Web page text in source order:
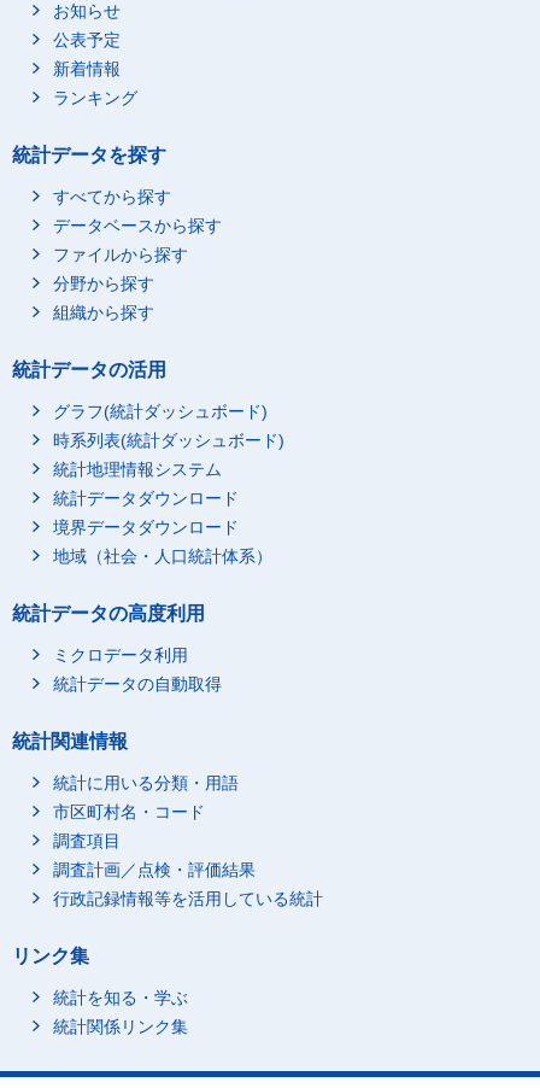
お知らせ
公表予定
新着情報
ランキング
統計データを探す
すべてから探す
データベースから探す
ファイルから探す
分野から探す
組織から探す
統計データの活用
グラフ(統計ダッシュボード)
時系列表(統計ダッシュボード)
統計地理情報システム
統計データダウンロード
境界データダウンロード
地域（社会・人口統計体系）
統計データの高度利用
ミクロデータ利用
統計データの自動取得
統計関連情報
統計に用いる分類・用語
市区町村名・コード
調査項目
調査計画／点検・評価結果
行政記録情報等を活用している統計
リンク集
統計を知る・学ぶ
統計関係リンク集